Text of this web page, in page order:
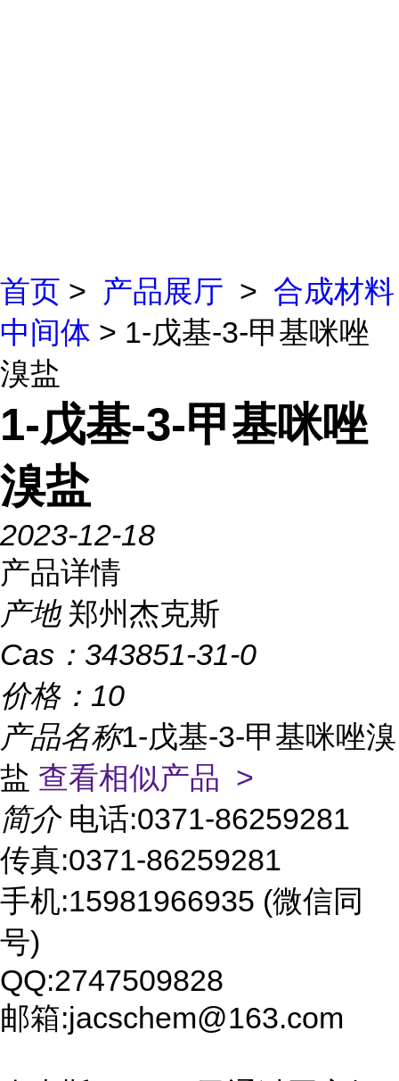
首页 > 产品展厅 > 合成材料
中间体 > 1-戊基-3-甲基咪唑
溴盐
1-戊基-3-甲基咪唑
溴盐
2023-12-18
产品详情
产地 郑州杰克斯
Cas： 343851-31-0
价格： 10
产品名称1-戊基-3-甲基咪唑溴
盐 查看相似产品 >
简介 电话:0371-86259281
传真:0371-86259281
手机:15981966935 (微信同
号)
QQ:2747509828
邮箱:jacschem@163.com